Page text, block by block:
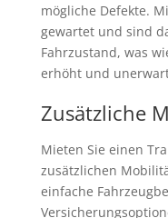
mögliche Defekte.
gewartet und sind
Fahrzustand, was
erhöht und
Zusätzliche
Mieten Sie einen
zusätzlichen
einfache